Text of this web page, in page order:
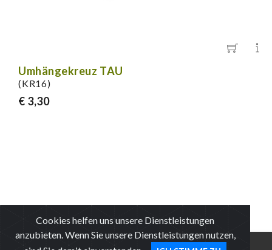
Umhängekreuz TAU
(KR16)
€ 3,30
Cookies helfen uns unsere Dienstleistungen
anzubieten. Wenn Sie unsere Dienstleistungen nutzen,